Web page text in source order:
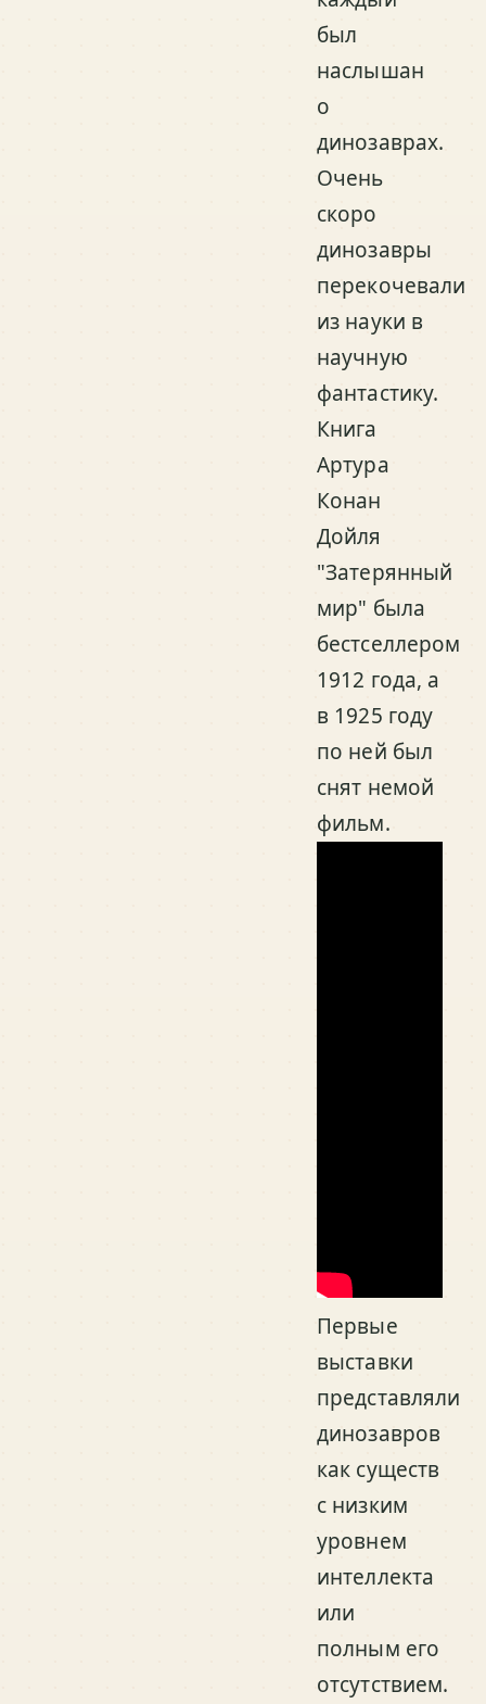
был
наслышан
о
динозаврах.
Очень
скоро
динозавры
перекочевали
из науки в
научную
фантастику.
Книга
Артура
Конан
Дойля
"Затерянный
мир" была
бестселлером
1912 года, а
в 1925 году
по ней был
снят немой
фильм.
Первые
выставки
представляли
динозавров
как существ
с низким
уровнем
интеллекта
или
полным его
отсутствием.